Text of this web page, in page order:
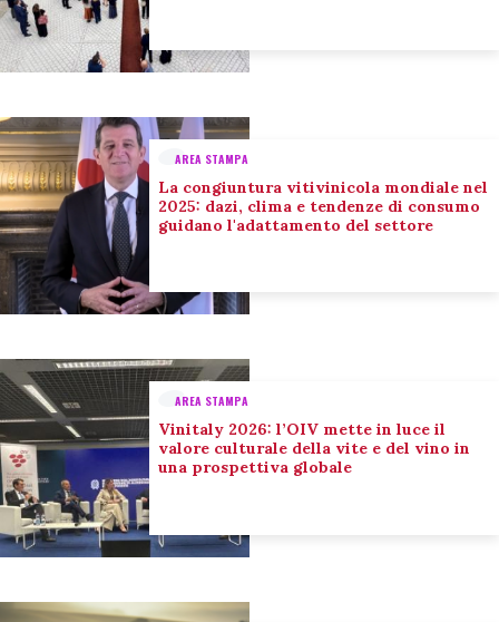
AREA STAMPA
La congiuntura vitivinicola mondiale nel
2025: dazi, clima e tendenze di consumo
guidano l'adattamento del settore
AREA STAMPA
Vinitaly 2026: l’OIV mette in luce il
valore culturale della vite e del vino in
una prospettiva globale